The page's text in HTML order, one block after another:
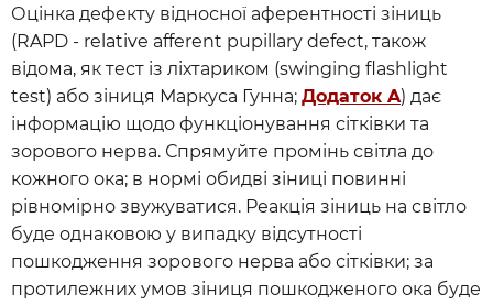
Оцінка дефекту відносної аферентності зіниць
(RAPD - relative afferent pupillary defect, також
відома, як тест із ліхтариком (swinging flashlight
test) або зіниця Маркуса Гунна; Додаток A) дає
інформацію щодо функціонування сітківки та
зорового нерва. Спрямуйте промінь світла до
кожного ока; в нормі обидві зіниці повинні
рівномірно звужуватися. Реакція зіниць на світло
буде однаковою у випадку відсутності
пошкодження зорового нерва або сітківки; за
протилежних умов зіниця пошкодженого ока буде